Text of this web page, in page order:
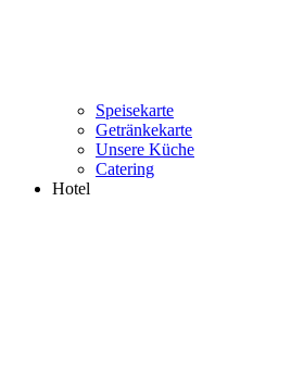
Speisekarte
Getränkekarte
Unsere Küche
Catering
Hotel